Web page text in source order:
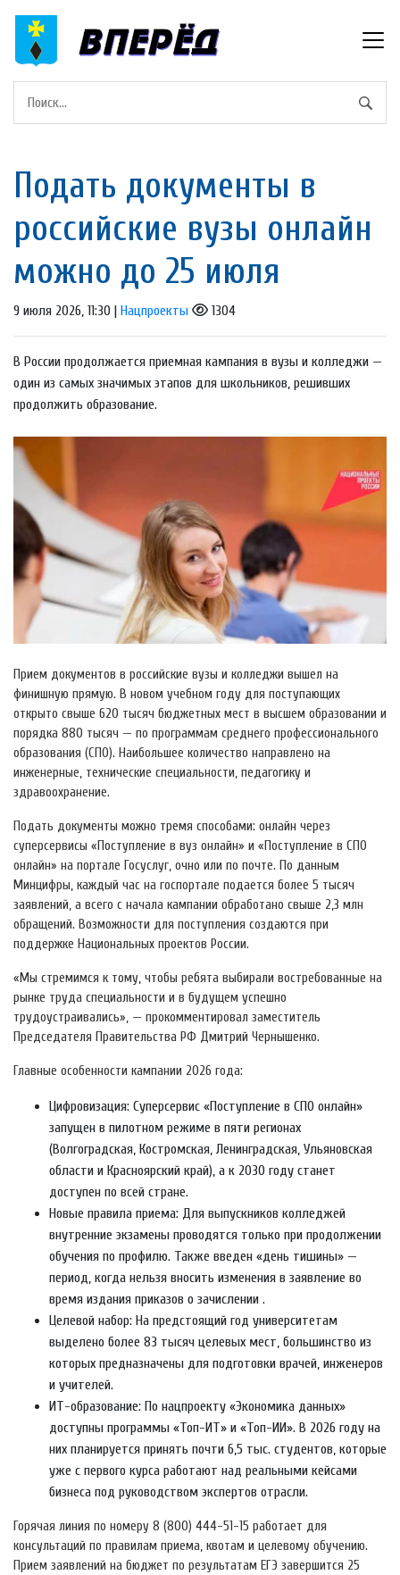
Подать документы в
российские вузы онлайн
можно до 25 июля
9 июля 2026, 11:30 | Нацпроекты 1304
В России продолжается приемная кампания в вузы и колледжи —
один из самых значимых этапов для школьников, решивших
продолжить образование.
Прием документов в российские вузы и колледжи вышел на
финишную прямую. В новом учебном году для поступающих
открыто свыше 620 тысяч бюджетных мест в высшем образовании и
порядка 880 тысяч — по программам среднего профессионального
образования (СПО). Наибольшее количество направлено на
инженерные, технические специальности, педагогику и
здравоохранение.
Подать документы можно тремя способами: онлайн через
суперсервисы «Поступление в вуз онлайн» и «Поступление в СПО
онлайн» на портале Госуслуг, очно или по почте. По данным
Минцифры, каждый час на госпортале подается более 5 тысяч
заявлений, а всего с начала кампании обработано свыше 2,3 млн
обращений. Возможности для поступления создаются при
поддержке Национальных проектов России.
«Мы стремимся к тому, чтобы ребята выбирали востребованные на
рынке труда специальности и в будущем успешно
трудоустраивались», — прокомментировал заместитель
Председателя Правительства РФ Дмитрий Чернышенко.
Главные особенности кампании 2026 года:
Цифровизация: Суперсервис «Поступление в СПО онлайн»
запущен в пилотном режиме в пяти регионах
(Волгоградская, Костромская, Ленинградская, Ульяновская
области и Красноярский край), а к 2030 году станет
доступен по всей стране.
Новые правила приема: Для выпускников колледжей
внутренние экзамены проводятся только при продолжении
обучения по профилю. Также введен «день тишины» —
период, когда нельзя вносить изменения в заявление во
время издания приказов о зачислении .
Целевой набор: На предстоящий год университетам
выделено более 83 тысяч целевых мест, большинство из
которых предназначены для подготовки врачей, инженеров
и учителей.
ИТ-образование: По нацпроекту «Экономика данных»
доступны программы «Топ-ИТ» и «Топ-ИИ». В 2026 году на
них планируется принять почти 6,5 тыс. студентов, которые
уже с первого курса работают над реальными кейсами
бизнеса под руководством экспертов отрасли.
Горячая линия по номеру 8 (800) 444-51-15 работает для
консультаций по правилам приема, квотам и целевому обучению.
Прием заявлений на бюджет по результатам ЕГЭ завершится 25